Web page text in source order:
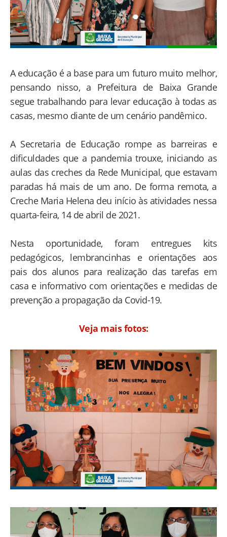
A educação é a base para um futuro muito melhor,
pensando nisso, a Prefeitura de Baixa Grande
segue trabalhando para levar educação à todas as
casas, mesmo diante de um cenário pandêmico.
A Secretaria de Educação rompe as barreiras e
dificuldades que a pandemia trouxe, iniciando as
aulas das creches da Rede Municipal, que estavam
paradas há mais de um ano. De forma remota, a
Creche Maria Helena deu início às atividades nessa
quarta-feira, 14 de abril de 2021.
Nesta oportunidade, foram entregues kits
pedagógicos, lembrancinhas e orientações aos
pais dos alunos para realização das tarefas em
casa e informativo com orientações e medidas de
prevenção a propagação da Covid-19.
Veja mais fotos: